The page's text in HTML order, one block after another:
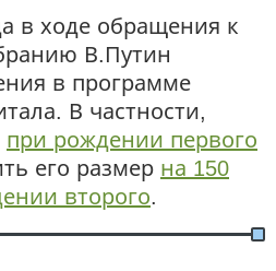
в ходе обращения к
В.Путин
в программе
В частности,
при рождении первого
его размер на 150
второго.